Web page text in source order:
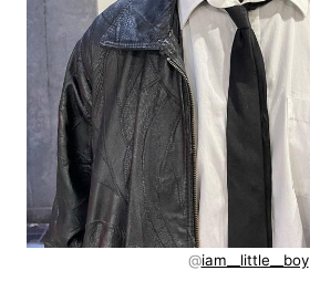
@iam__little__boy